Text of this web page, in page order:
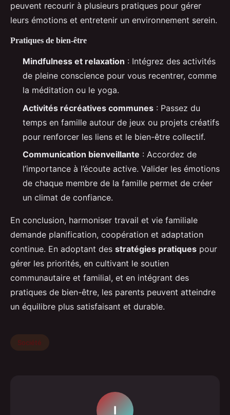
peuvent recourir à plusieurs pratiques pour gérer
leurs émotions et entretenir un environnement serein.
Pratiques de bien-être
Mindfulness et relaxation : Intégrez des activités
de pleine conscience pour vous recentrer, comme
la méditation ou le yoga.
Activités récréatives communes : Passez du
temps en famille autour de jeux ou projets créatifs
pour renforcer les liens et le bien-être collectif.
Communication bienveillante : Accordez de
l’importance à l’écoute active. Valider les émotions
de chaque membre de la famille permet de créer
un climat de confiance.
En conclusion, harmoniser travail et vie familiale
demande planification, coopération et adaptation
continue. En adoptant des stratégies pratiques pour
gérer les priorités, en cultivant le soutien
communautaire et familial, et en intégrant des
pratiques de bien-être, les parents peuvent atteindre
un équilibre plus satisfaisant et durable.
Société
I